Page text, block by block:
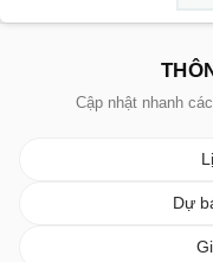
Cập nhật nhanh
Dự